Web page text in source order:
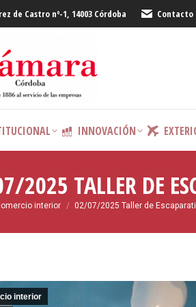
de Castro nº-1, 14003 Córdoba Contacto
INNOVACIÓN
2025 TALLER DE
interior 02/07/2025 Taller de
interior